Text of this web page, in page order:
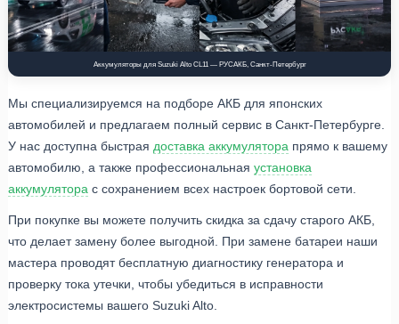
Аккумуляторы для Suzuki Alto CL11 — РУСАКБ, Санкт-Петербург
Мы специализируемся на подборе АКБ для японских
автомобилей и предлагаем полный сервис в Санкт-Петербурге.
У нас доступна быстрая доставка аккумулятора прямо к вашему
автомобилю, а также профессиональная установка
аккумулятора с сохранением всех настроек бортовой сети.
При покупке вы можете получить скидка за сдачу старого АКБ,
что делает замену более выгодной. При замене батареи наши
мастера проводят бесплатную диагностику генератора и
проверку тока утечки, чтобы убедиться в исправности
электросистемы вашего Suzuki Alto.